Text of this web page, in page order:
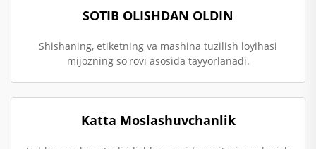
SOTIB OLISHDAN OLDIN
Shishaning, etiketning va mashina tuzilish loyihasi
mijozning so'rovi asosida tayyorlanadi.
Katta Moslashuvchanlik